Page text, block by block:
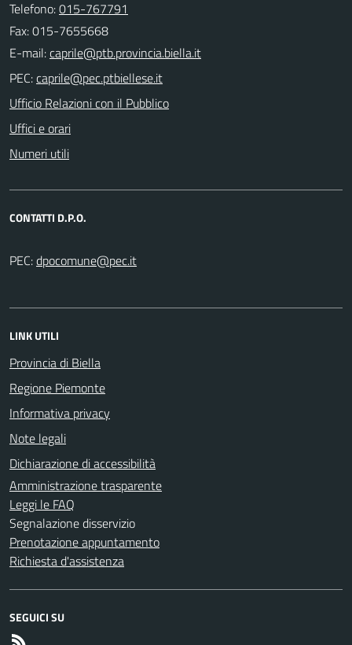
Telefono:015-767791
Fax: 015-7655668
E-mail:
PEC:
Ufficio Relazioni con il Pubblico
Uffici e orari
Numeri utili
CONTATTI D.P.O.
PEC:
LINK UTILI
Provincia di Biella
Regione Piemonte
Informativa privacy
Note legali
Dichiarazione di accessibilità
Amministrazione trasparente
Leggi le FAQ
Segnalazione disservizio
Prenotazione appuntamento
Richiesta d'assistenza
SEGUICI SU